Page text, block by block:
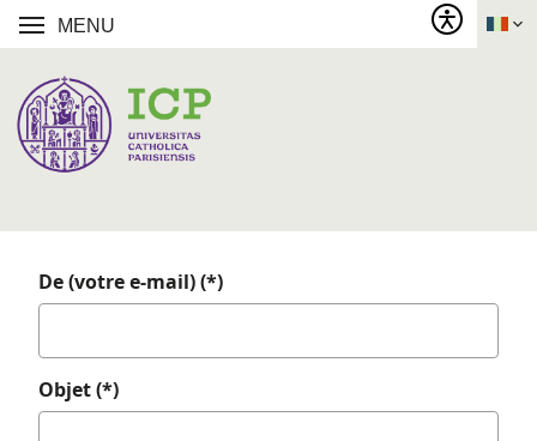
MENU
De (votre e-mail) (*)
Objet (*)